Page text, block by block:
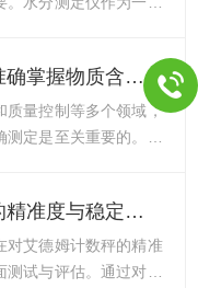
够确保数据传输的准确
的部件则能够防止设
其次，校准工作是确
性体现在多个方面，下
生产线两个领域来探
测定仪是科研工作者
测量。水分测定仪通
和技术，如卡尔·费休
波干燥法等，可以快
水分测定仪：准确掌握物质含水量的关键工具
质量控制等多个领域，
定是至关重要的。水
定仪的工作原理基于
剂或物理条件的相互作
作用的结果，仪器能
艾德姆计数秤的精准度与稳定性测试报告
对艾德姆计数秤的精准
试与评估。通过对该